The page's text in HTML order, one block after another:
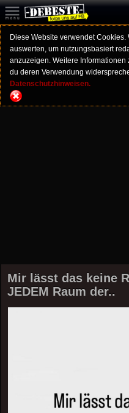
Diese Website verwendet
auswerten, um nutzungsbasiert
anzuzeigen. Weitere
du deren Verwendung
Datenschutzhinweisen.
Mir lässt das keine
JEDEM Raum der..